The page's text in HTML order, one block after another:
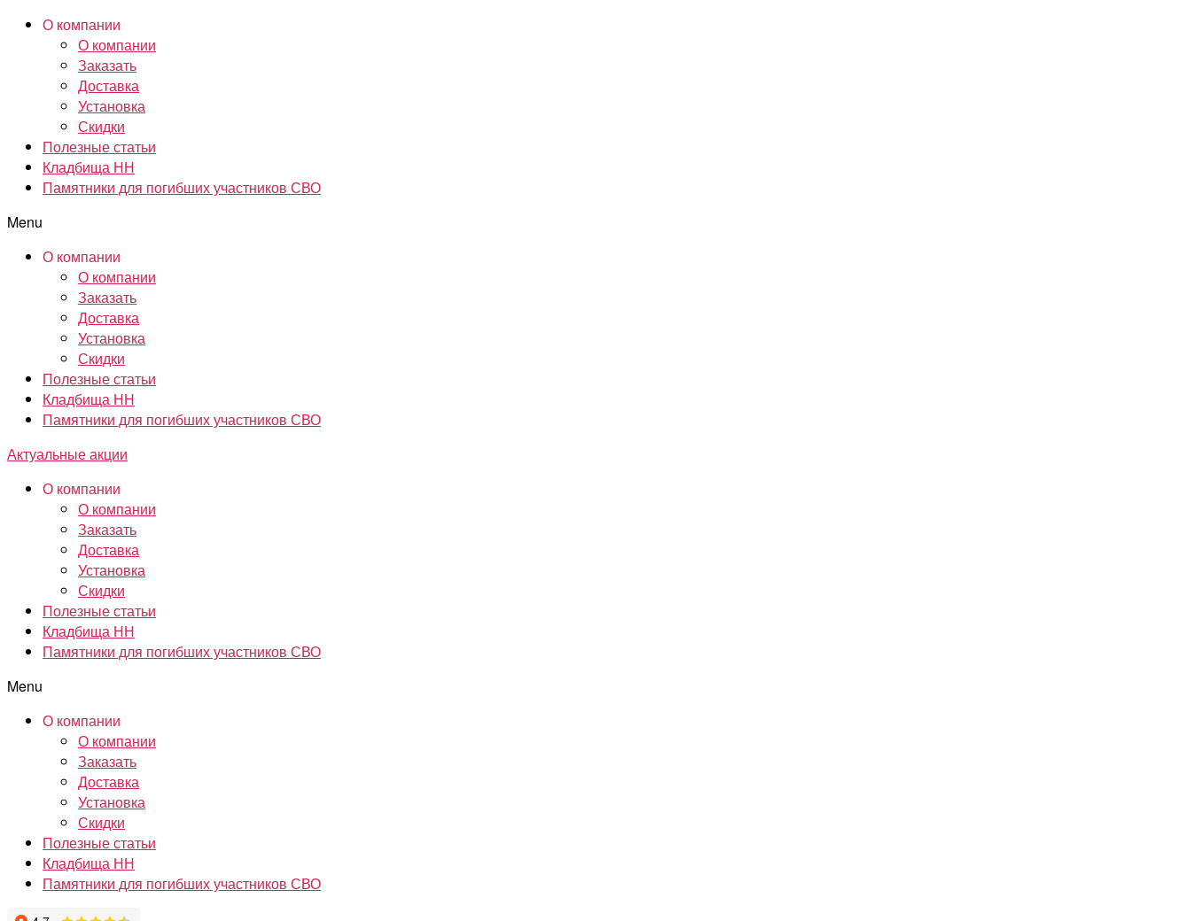
О компании
О компании
Заказать
Доставка
Установка
Скидки
Полезные статьи
Кладбища НН
Памятники для погибших участников СВО
Menu
О компании
О компании
Заказать
Доставка
Установка
Скидки
Полезные статьи
Кладбища НН
Памятники для погибших участников СВО
Актуальные акции
О компании
О компании
Заказать
Доставка
Установка
Скидки
Полезные статьи
Кладбища НН
Памятники для погибших участников СВО
Menu
О компании
О компании
Заказать
Доставка
Установка
Скидки
Полезные статьи
Кладбища НН
Памятники для погибших участников СВО